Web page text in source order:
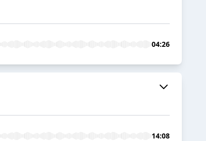
04:26
14:08